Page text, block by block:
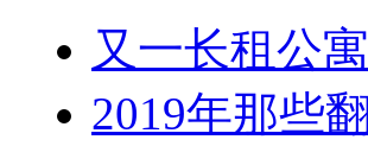
又一长租公
2019年那些